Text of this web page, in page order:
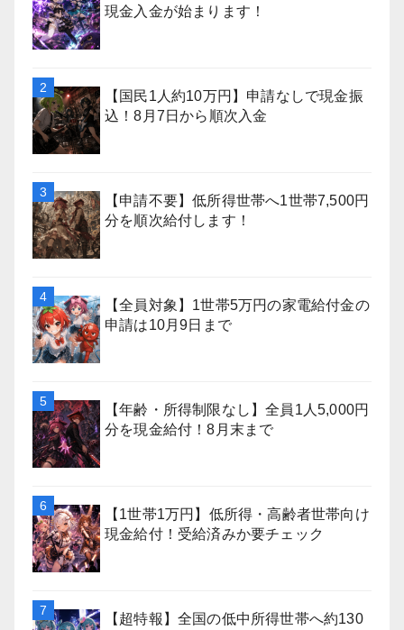
現金入金が始まります！
【国民1人約10万円】申請なしで現金振
込！8月7日から順次入金
【申請不要】低所得世帯へ1世帯7,500円
分を順次給付します！
【全員対象】1世帯5万円の家電給付金の
申請は10月9日まで
【年齢・所得制限なし】全員1人5,000円
分を現金給付！8月末まで
【1世帯1万円】低所得・高齢者世帯向け
現金給付！受給済みか要チェック
【超特報】全国の低中所得世帯へ約130